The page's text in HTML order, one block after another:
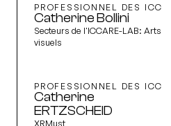
PROFESSIONNEL DES ICC
Catherine Bollini
Secteurs de l'ICCARE-LAB: Arts
visuels
PROFESSIONNEL DES ICC
Catherine
ERTZSCHEID
XRMust